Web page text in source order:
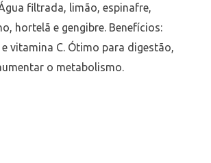
filtrada, limão, espinafre,
hortelã e gengibre. Benefícios:
vitamina C. Ótimo para digestão,
o metabolismo.